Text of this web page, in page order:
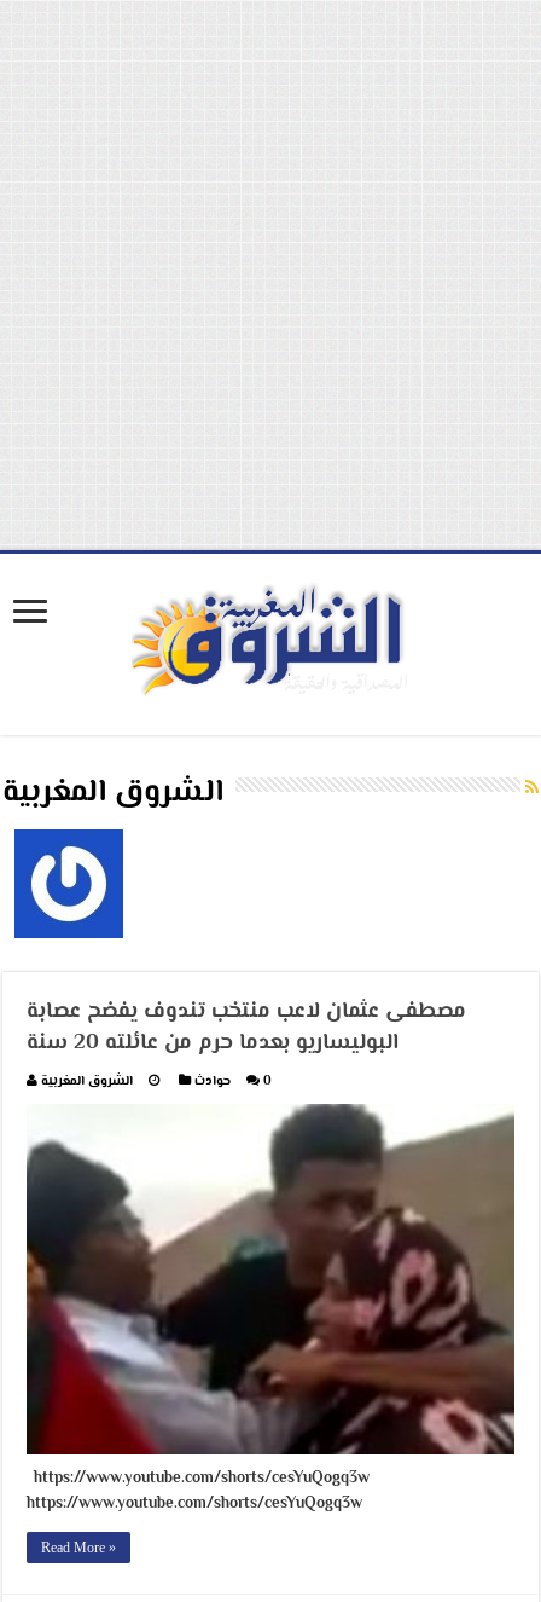
الشروق المغربية
مصطفى عثمان لاعب منتخب تندوف يفضح عصابة
البوليساريو بعدما حرم من عائلته 20 سنة
الشروق المغربية حوادث 0
https://www.youtube.com/shorts/cesYuQogq3w
https://www.youtube.com/shorts/cesYuQogq3w
Read More »